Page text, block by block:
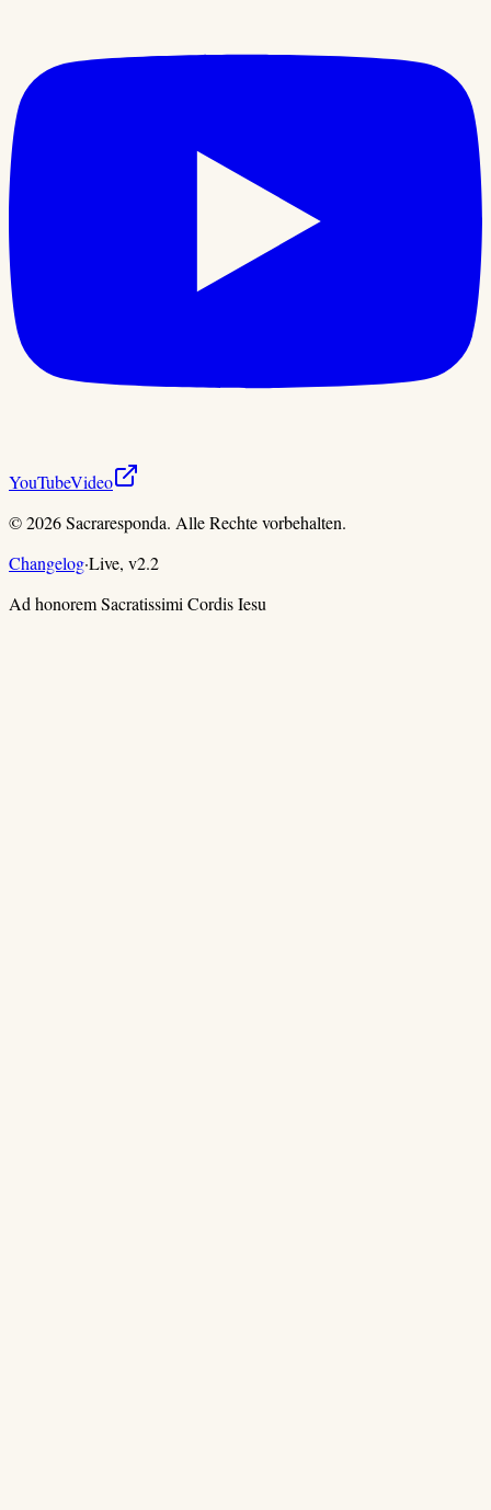
YouTubeVideo
©2026Sacraresponda. Alle Rechte vorbehalten.
Changelog·Live, v2.2
Ad honorem Sacratissimi Cordis Iesu